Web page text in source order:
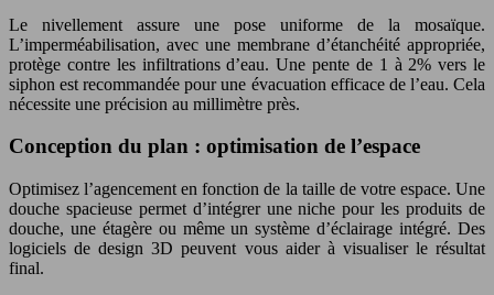
Le nivellement assure une pose uniforme de la mosaïque.
L’imperméabilisation, avec une membrane d’étanchéité appropriée,
protège contre les infiltrations d’eau. Une pente de 1 à 2% vers le
siphon est recommandée pour une évacuation efficace de l’eau. Cela
nécessite une précision au millimètre près.
Conception du plan : optimisation de l’espace
Optimisez l’agencement en fonction de la taille de votre espace. Une
douche spacieuse permet d’intégrer une niche pour les produits de
douche, une étagère ou même un système d’éclairage intégré. Des
logiciels de design 3D peuvent vous aider à visualiser le résultat
final.